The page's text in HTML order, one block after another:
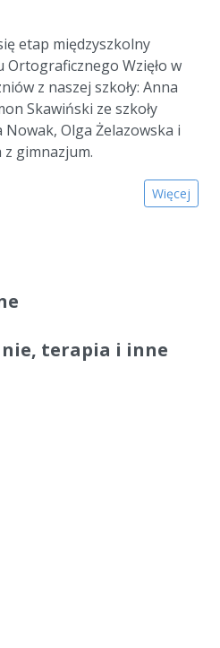
etap międzyszkolny
Wzięło w
z naszej szkoły: Anna
Skawiński ze szkoły
Olga Żelazowska i
gimnazjum.
Więcej
terapia i inne